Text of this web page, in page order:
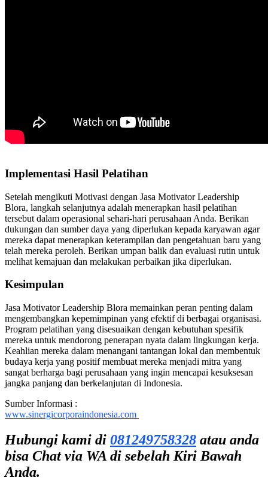
Implementasi Hasil Pelatihan
Setelah mengikuti Motivasi dengan Jasa Motivator Leadership
Blora, langkah selanjutnya adalah menerapkan hasil pelatihan
tersebut dalam operasional sehari-hari perusahaan Anda. Berikan
dukungan dan sumber daya yang diperlukan kepada karyawan agar
mereka dapat menerapkan keterampilan dan pengetahuan baru yang
telah mereka peroleh. Berikan umpan balik dan evaluasi rutin untuk
melihat kemajuan dan melakukan perbaikan jika diperlukan.
Kesimpulan
Jasa Motivator Leadership Blora memainkan peran penting dalam
mengembangkan kepemimpinan yang efektif di berbagai organisasi.
Program pelatihan yang disesuaikan dengan kebutuhan spesifik
mereka untuk mendorong penerapan nyata dalam lingkungan kerja.
Keahlian mereka dalam menangani tantangan lokal dan membentuk
budaya kerja yang positif membuat mereka menjadi mitra yang
sangat berharga bagi perusahaan yang ingin mencapai kesuksesan
jangka panjang dan berkelanjutan di Indonesia.
Sumber Informasi :
www.sinergicorporaindonesia.com
Hubungi kami di 081249758328 atau anda
bisa Chat via WA di sebelah Kiri Bawah
Anda.